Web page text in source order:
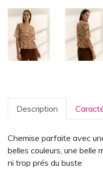
Description
Chemise parfaite avec
belles couleurs, une belle
ni trop prés du buste